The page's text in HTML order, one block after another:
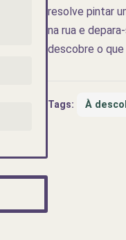
resolve pintar
na rua e
descobre o que
Tags: À